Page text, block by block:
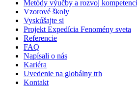
Metódy výučby a rozvoj
Vzorové školy
Vyskúšajte si
Projekt Expedícia Fenomény sveta
Referencie
FAQ
Napísali o nás
Kariéra
Uvedenie na globálny trh
Kontakt